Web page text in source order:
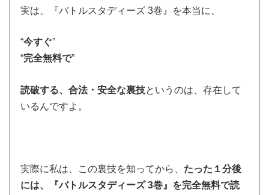
実は、『バトルスタディーズ 3巻』を本当に、
“今すぐ”
“完全無料で”
読破する、合法・安全な裏技というのは、存在して
いるんですよ。
実際に私は、この裏技を知ってから、 たった１分後
には、『バトルスタディーズ 3巻』を完全無料で読